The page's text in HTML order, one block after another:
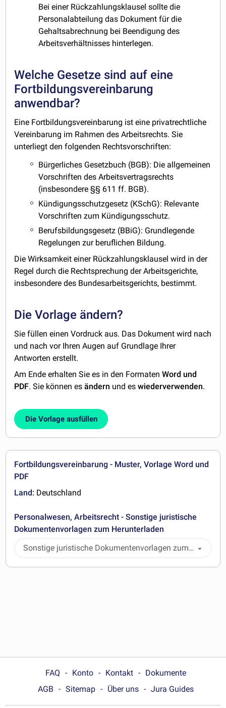
Bei einer Rückzahlungsklausel sollte die
Personalabteilung das Dokument für die
Gehaltsabrechnung bei Beendigung des
Arbeitsverhältnisses hinterlegen.
Welche Gesetze sind auf eine
Fortbildungsvereinbarung
anwendbar?
Eine Fortbildungsvereinbarung ist eine privatrechtliche
Vereinbarung im Rahmen des Arbeitsrechts. Sie
unterliegt den folgenden Rechtsvorschriften:
Bürgerliches Gesetzbuch (BGB): Die allgemeinen
Vorschriften des Arbeitsvertragsrechts
(insbesondere §§ 611 ff. BGB).
Kündigungsschutzgesetz (KSchG): Relevante
Vorschriften zum Kündigungsschutz.
Berufsbildungsgesetz (BBiG): Grundlegende
Regelungen zur beruflichen Bildung.
Die Wirksamkeit einer Rückzahlungsklausel wird in der
Regel durch die Rechtsprechung der Arbeitsgerichte,
insbesondere des Bundesarbeitsgerichts, bestimmt.
Die Vorlage ändern?
Sie füllen einen Vordruck aus. Das Dokument wird nach
und nach vor Ihren Augen auf Grundlage Ihrer
Antworten erstellt.
Am Ende erhalten Sie es in den FormatenWord und
PDF. Sie können esändern und eswiederverwenden.
Die Vorlage ausfüllen
Fortbildungsvereinbarung - Muster, Vorlage Word und
PDF
Land: Deutschland
Personalwesen, Arbeitsrecht - Sonstige juristische
Dokumentenvorlagen zum Herunterladen
Sonstige juristische Dokumentenvorlagen zum
Herunterladen
FAQ Konto Kontakt
Dokumente
AGB
Sitemap Über uns Jura Guides